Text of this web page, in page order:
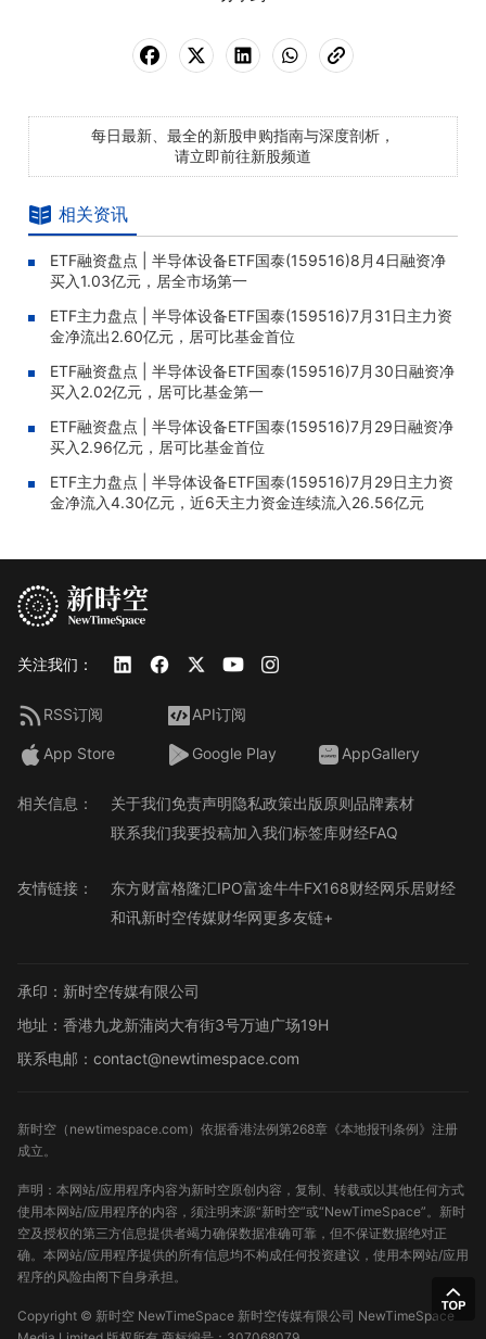
每日最新、最全的新股申购指南与深度剖析，
请立即前往新股频道
相关资讯
ETF融资盘点 | 半导体设备ETF国泰(159516)8月4日融资净
买入1.03亿元，居全市场第一
ETF主力盘点 | 半导体设备ETF国泰(159516)7月31日主力资
金净流出2.60亿元，居可比基金首位
ETF融资盘点 | 半导体设备ETF国泰(159516)7月30日融资净
买入2.02亿元，居可比基金第一
ETF融资盘点 | 半导体设备ETF国泰(159516)7月29日融资净
买入2.96亿元，居可比基金首位
ETF主力盘点 | 半导体设备ETF国泰(159516)7月29日主力资
金净流入4.30亿元，近6天主力资金连续流入26.56亿元
关注我们：
RSS订阅 API订阅
App Store Google Play AppGallery
相关信息： 关于我们免责声明隐私政策出版原则品牌素材
联系我们我要投稿加入我们标签库财经FAQ
友情链接： 东方财富格隆汇IPO富途牛牛FX168财经网乐居财经
和讯新时空传媒财华网更多友链+
承印：新时空传媒有限公司
地址：香港九龙新蒲岗大有街3号万迪广场19H
联系电邮：contact@newtimespace.com
新时空（ newtimespace.com）依据香港法例第268章《本地报刊条例》注册
成立。
声明：本网站/应用程序内容为新时空原创内容，复制、转载或以其他任何方式
使用本网站/应用程序的内容，须注明来源“新时空”或“NewTimeSpace”。新时
空及授权的第三方信息提供者竭力确保数据准确可靠，但不保证数据绝对正
确。本网站/应用程序提供的所有信息均不构成任何投资建议，使用本网站/应用
程序的风险由阁下自身承担。
Copyright © 新时空 NewTimeSpace 新时空传媒有限公司 NewTimeSpace